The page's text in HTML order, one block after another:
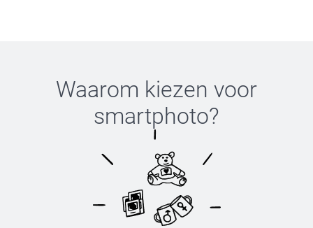
Waarom kiezen voor
smartphoto?